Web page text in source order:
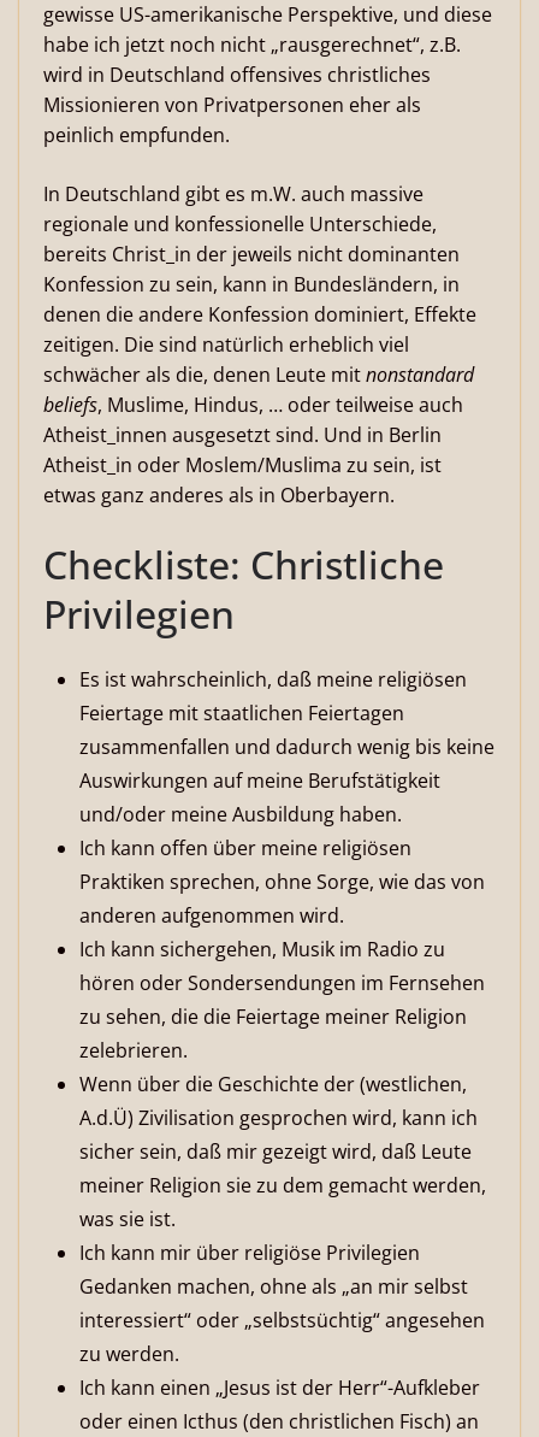
gewisse US-amerikanische Perspektive, und diese
habe ich jetzt noch nicht „rausgerechnet“, z.B.
wird in Deutschland offensives christliches
Missionieren von Privatpersonen eher als
peinlich empfunden.
In Deutschland gibt es m.W. auch massive
regionale und konfessionelle Unterschiede,
bereits Christ_in der jeweils nicht dominanten
Konfession zu sein, kann in Bundesländern, in
denen die andere Konfession dominiert, Effekte
zeitigen. Die sind natürlich erheblich viel
schwächer als die, denen Leute mitnonstandard
beliefs, Muslime, Hindus, … oder teilweise auch
Atheist_innen ausgesetzt sind. Und in Berlin
Atheist_in oder Moslem/Muslima zu sein, ist
etwas ganz anderes als in Oberbayern.
Checkliste: Christliche
Privilegien
Es ist wahrscheinlich, daß meine religiösen
Feiertage mit staatlichen Feiertagen
zusammenfallen und dadurch wenig bis keine
Auswirkungen auf meine Berufstätigkeit
und/oder meine Ausbildung haben.
Ich kann offen über meine religiösen
Praktiken sprechen, ohne Sorge, wie das von
anderen aufgenommen wird.
Ich kann sichergehen, Musik im Radio zu
hören oder Sondersendungen im Fernsehen
zu sehen, die die Feiertage meiner Religion
zelebrieren.
Wenn über die Geschichte der (westlichen,
A.d.Ü) Zivilisation gesprochen wird, kann ich
sicher sein, daß mir gezeigt wird, daß Leute
meiner Religion sie zu dem gemacht werden,
was sie ist.
Ich kann mir über religiöse Privilegien
Gedanken machen, ohne als „an mir selbst
interessiert“ oder „selbstsüchtig“ angesehen
zu werden.
Ich kann einen „Jesus ist der Herr“-Aufkleber
oder einen Icthus (den christlichen Fisch) an